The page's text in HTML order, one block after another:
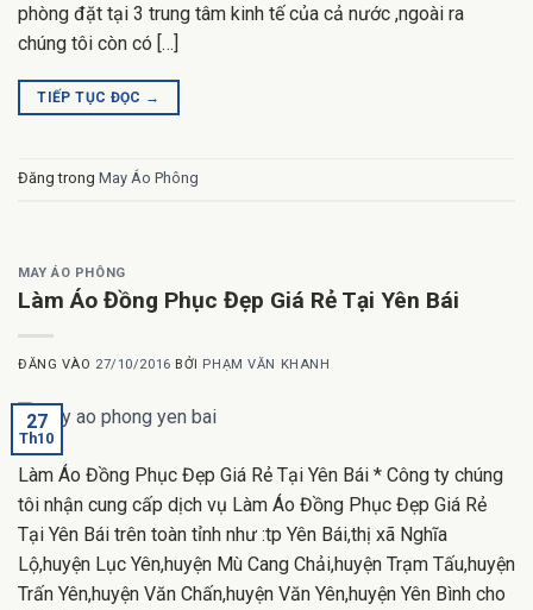
phòng đặt tại 3 trung tâm kinh tế của cả nước ,ngoài ra
chúng tôi còn có […]
TIẾP TỤC ĐỌC →
Đăng trong May Áo Phông
MAY ÁO PHÔNG
Làm Áo Đồng Phục Đẹp Giá Rẻ Tại Yên Bái
ĐĂNG VÀO 27/10/2016 BỞI PHẠM VĂN KHANH
27
Th10
Làm Áo Đồng Phục Đẹp Giá Rẻ Tại Yên Bái * Công ty chúng
tôi nhận cung cấp dịch vụ Làm Áo Đồng Phục Đẹp Giá Rẻ
Tại Yên Bái trên toàn tỉnh như :tp Yên Bái,thị xã Nghĩa
Lộ,huyện Lục Yên,huyện Mù Cang Chải,huyện Trạm Tấu,huyện
Trấn Yên,huyện Văn Chấn,huyện Văn Yên,huyện Yên Bình cho